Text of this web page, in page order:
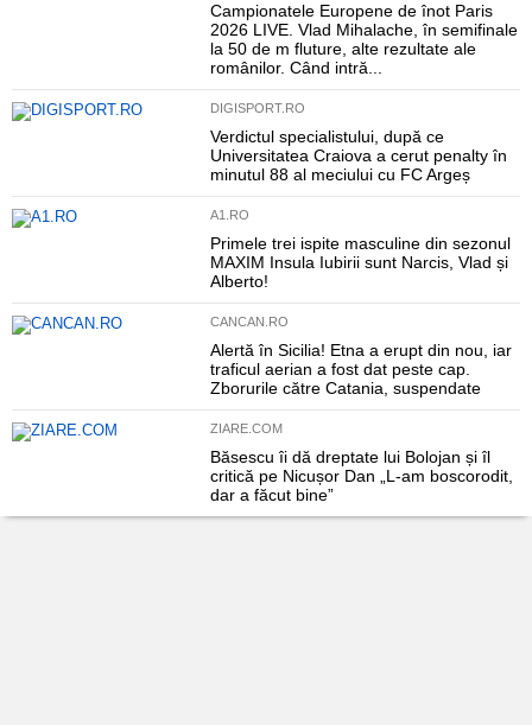
Campionatele Europene de înot Paris
2026 LIVE. Vlad Mihalache, în semifinale
la 50 de m fluture, alte rezultate ale
românilor. Când intră...
DIGISPORT.RO
Verdictul specialistului, după ce
Universitatea Craiova a cerut penalty în
minutul 88 al meciului cu FC Argeș
A1.RO
Primele trei ispite masculine din sezonul
MAXIM Insula Iubirii sunt Narcis, Vlad și
Alberto!
CANCAN.RO
Alertă în Sicilia! Etna a erupt din nou, iar
traficul aerian a fost dat peste cap.
Zborurile către Catania, suspendate
ZIARE.COM
Băsescu îi dă dreptate lui Bolojan și îl
critică pe Nicușor Dan „L-am boscorodit,
dar a făcut bine”